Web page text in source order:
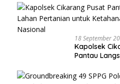
Kunjungan
nasional
18 September
Kapolsek
Pantau
Pangan